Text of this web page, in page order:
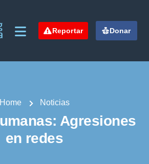
Reportar Donar
Home Noticias
Agresiones
en redes